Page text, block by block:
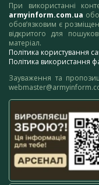
При використанні
armyinform.com.ua
обов’язковим є
відкритого для
матеріал.
Політика користування
Політика використання
Зауваження та